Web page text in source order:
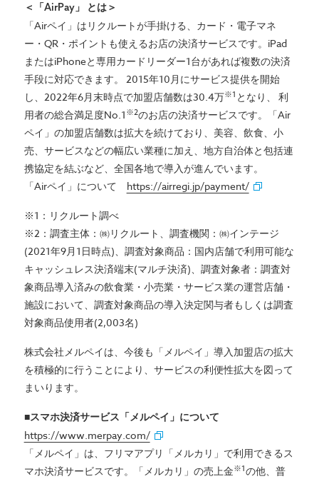
＜「AirPay」 とは＞
「Airペイ」はリクルートが手掛ける、カード・電子マネ
ー・QR・ポイントも使えるお店の決済サービスです。iPad
またはiPhoneと専用カードリーダー1台があれば複数の決済
手段に対応できます。 2015年10月にサービス提供を開始
し、2022年6月末時点で加盟店舗数は30.4万※1 となり、 利
用者の総合満足度No.1※2のお店の決済サービスです。「Air
ペイ」の加盟店舗数は拡大を続けており、美容、飲食、小
売、サービスなどの幅広い業種に加え、地方自治体と包括連
携協定を結ぶなど、全国各地で導入が進んでいます。
「Airペイ」について https://airregi.jp/payment/
※1：リクルート調べ
※2：調査主体：㈱リクルート、調査機関：㈱インテージ
(2021年9月1日時点)、調査対象商品：国内店舗で利用可能な
キャッシュレス決済端末(マルチ決済)、調査対象者：調査対
象商品導入済みの飲食業・小売業・サービス業の運営店舗・
施設において、調査対象商品の導入決定関与者もしくは調査
対象商品使用者(2,003名)
株式会社メルペイは、今後も「メルペイ」導入加盟店の拡大
を積極的に行うことにより、サービスの利便性拡大を図って
まいります。
■スマホ決済サービス「メルペイ」について
https://www.merpay.com/
「メルペイ」は、フリマアプリ「メルカリ」で利用できるス
マホ決済サービスです。「メルカリ」の売上金※1の他、普